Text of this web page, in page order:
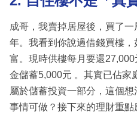
成哥，我賣掉居屋後，買了
年。我看到你說過借錢買樓
富。現時供樓每月要還
金儲蓄5,000元 。其實已佔家
屬於儲蓄投資一部分，這個
事情可做？接下來的理財重點